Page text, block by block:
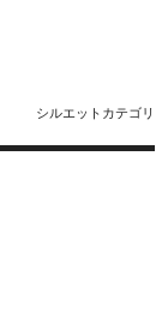
シルエットカテゴリ